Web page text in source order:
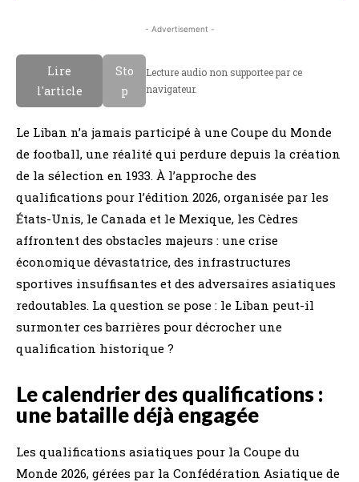
- Advertisement -
Lire
l'article
Sto
p
Lecture audio non supportee par ce
navigateur.
Le Liban n’a jamais participé à une Coupe du Monde
de football, une réalité qui perdure depuis la création
de la sélection en 1933. À l’approche des
qualifications pour l’édition 2026, organisée par les
États-Unis, le Canada et le Mexique, les Cèdres
affrontent des obstacles majeurs : une crise
économique dévastatrice, des infrastructures
sportives insuffisantes et des adversaires asiatiques
redoutables. La question se pose : le Liban peut-il
surmonter ces barrières pour décrocher une
qualification historique ?
Le calendrier des qualifications :
une bataille déjà engagée
Les qualifications asiatiques pour la Coupe du
Monde 2026, gérées par la Confédération Asiatique de